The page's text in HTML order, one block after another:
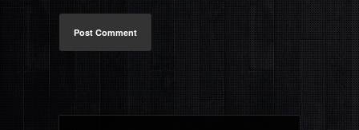
Post Comment